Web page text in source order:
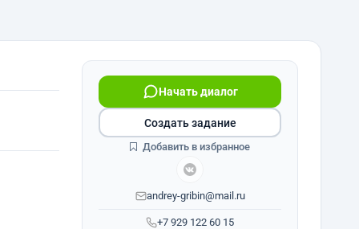
+7 929 122 60 15
Начать диалог
andrey-gribin@mail.ru
Создать задание
Добавить в избранное